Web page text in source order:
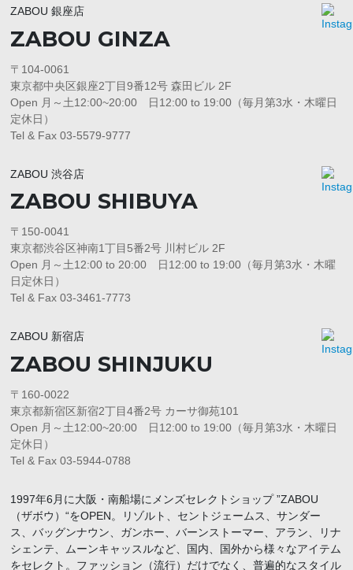
ZABOU 銀座店
ZABOU GINZA
〒104-0061
東京都中央区銀座2丁目9番12号 森田ビル 2F
Open 月～土12:00~20:00 日12:00 to 19:00（毎月第3水・木曜日
定休日）
Tel & Fax 03-5579-9777
ZABOU 渋谷店
ZABOU SHIBUYA
〒150-0041
東京都渋谷区神南1丁目5番2号 川村ビル 2F
Open 月～土12:00 to 20:00 日12:00 to 19:00（毎月第3水・木曜
日定休日）
Tel & Fax 03-3461-7773
ZABOU 新宿店
ZABOU SHINJUKU
〒160-0022
東京都新宿区新宿2丁目4番2号 カーサ御苑101
Open 月～土12:00~20:00 日12:00 to 19:00（毎月第3水・木曜日
定休日）
Tel & Fax 03-5944-0788
1997年6月に大阪・南船場にメンズセレクトショップ ”ZABOU
（ザボウ）“をOPEN。リゾルト、セントジェームス、サンダー
ス、バッグンナウン、ガンホー、バーンストーマー、アラン、リナ
シェンテ、ムーンキャッスルなど、国内、国外から様々なアイテム
をセレクト。ファッション（流行）だけでなく、普遍的なスタイル